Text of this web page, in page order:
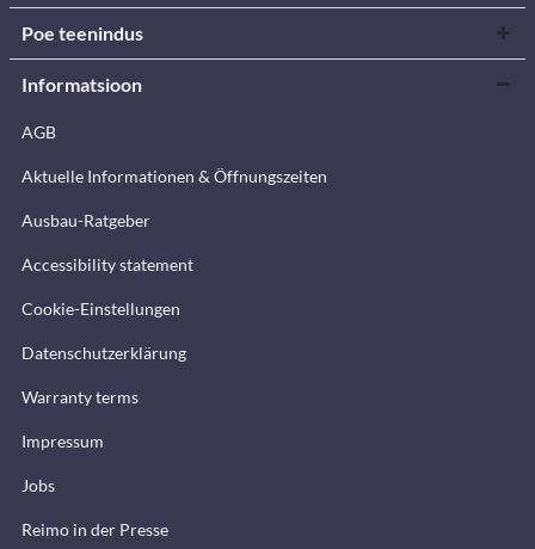
Poe teenindus
Informatsioon
AGB
Aktuelle Informationen & Öffnungszeiten
Ausbau-Ratgeber
Accessibility statement
Cookie-Einstellungen
Datenschutzerklärung
Warranty terms
Impressum
Jobs
Reimo in der Presse